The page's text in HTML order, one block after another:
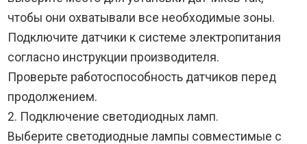
чтобы они охватывали все необходимые зоны.
Подключите датчики к системе электропитания
согласно инструкции производителя.
Проверьте работоспособность датчиков перед
продолжением.
2. Подключение светодиодных ламп.
Выберите светодиодные лампы совместимые с